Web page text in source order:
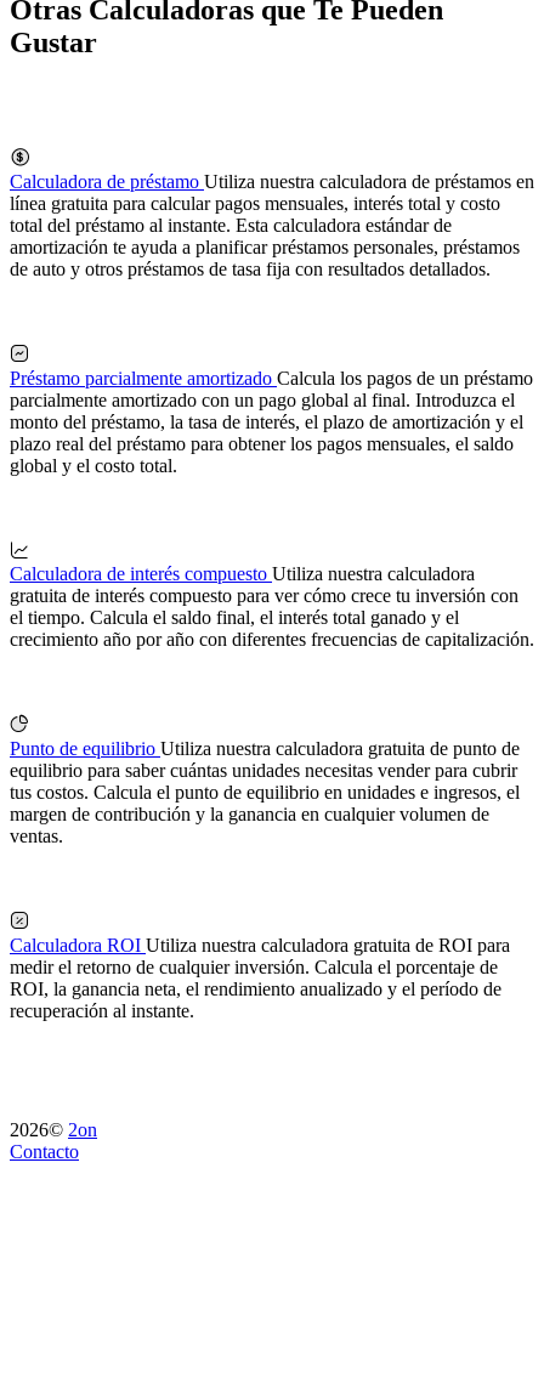
Otras Calculadoras que Te Pueden
Gustar
Calculadora de préstamo Utiliza nuestra calculadora de préstamos en
línea gratuita para calcular pagos mensuales, interés total y costo
total del préstamo al instante. Esta calculadora estándar de
amortización te ayuda a planificar préstamos personales, préstamos
de auto y otros préstamos de tasa fija con resultados detallados.
Préstamo parcialmente amortizado Calcula los pagos de un préstamo
parcialmente amortizado con un pago global al final. Introduzca el
monto del préstamo, la tasa de interés, el plazo de amortización y el
plazo real del préstamo para obtener los pagos mensuales, el saldo
global y el costo total.
Calculadora de interés compuesto Utiliza nuestra calculadora
gratuita de interés compuesto para ver cómo crece tu inversión con
el tiempo. Calcula el saldo final, el interés total ganado y el
crecimiento año por año con diferentes frecuencias de capitalización.
Punto de equilibrio Utiliza nuestra calculadora gratuita de punto de
equilibrio para saber cuántas unidades necesitas vender para cubrir
tus costos. Calcula el punto de equilibrio en unidades e ingresos, el
margen de contribución y la ganancia en cualquier volumen de
ventas.
Calculadora ROI Utiliza nuestra calculadora gratuita de ROI para
medir el retorno de cualquier inversión. Calcula el porcentaje de
ROI, la ganancia neta, el rendimiento anualizado y el período de
recuperación al instante.
2026© 2on
Contacto